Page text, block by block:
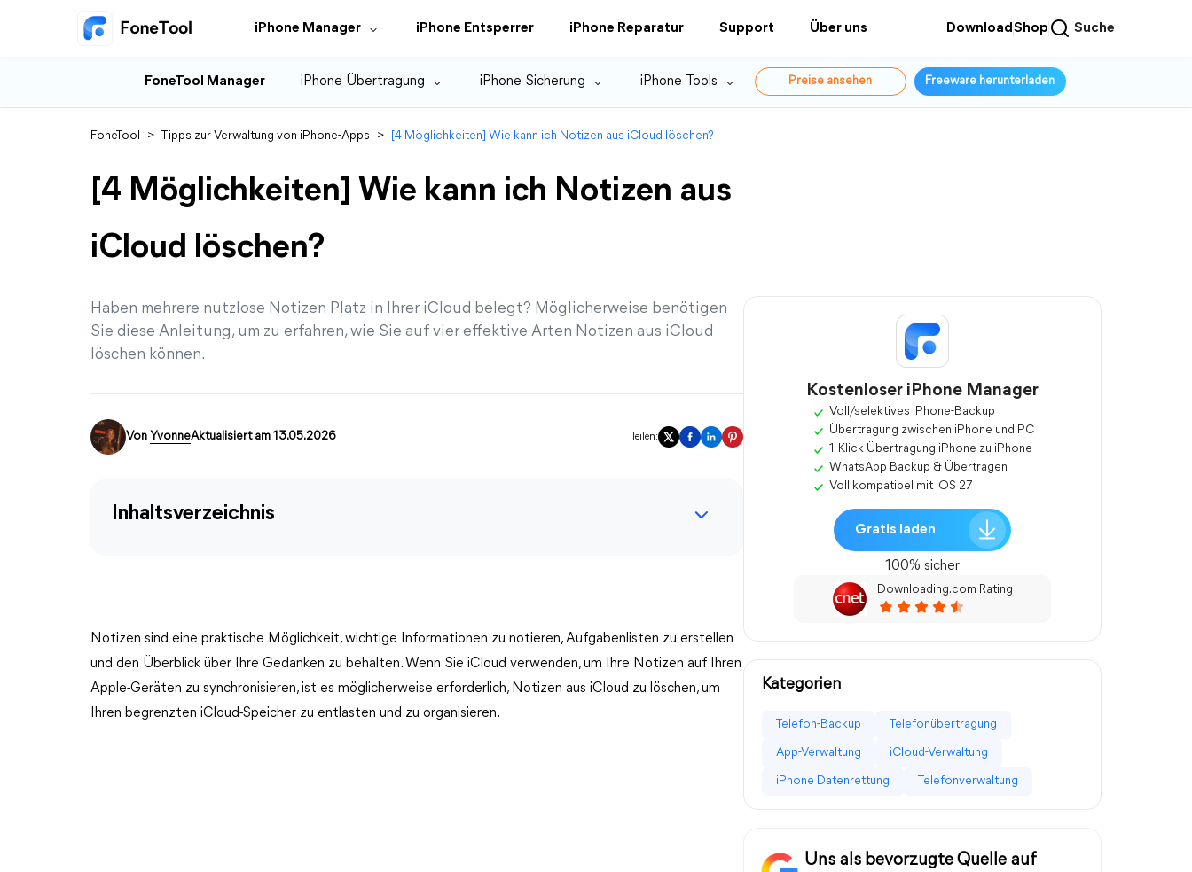
iPhone Manager iPhone Entsperrer iPhone Reparatur Support Über uns DownloadShop Suche
FoneTool Manager iPhone Übertragung iPhone Sicherung iPhone Tools Preise ansehen Freeware herunterladen
FoneTool > Tipps zur Verwaltung von iPhone-Apps > [4 Möglichkeiten] Wie kann ich Notizen aus iCloud löschen?
[4 Möglichkeiten] Wie kann ich Notizen aus
iCloud löschen?
Haben mehrere nutzlose Notizen Platz in Ihrer iCloud belegt? Möglicherweise benötigen
Sie diese Anleitung, um zu erfahren, wie Sie auf vier effektive Arten Notizen aus iCloud
löschen können.
Von YvonneAktualisiert am 13.05.2026 Teilen:
Inhaltsverzeichnis
Notizen sind eine praktische Möglichkeit, wichtige Informationen zu notieren, Aufgabenlisten zu erstellen
und den Überblick über Ihre Gedanken zu behalten. Wenn Sie iCloud verwenden, um Ihre Notizen auf Ihren
Apple-Geräten zu synchronisieren, ist es möglicherweise erforderlich, Notizen aus iCloud zu löschen, um
Ihren begrenzten iCloud-Speicher zu entlasten und zu organisieren.
Kostenloser iPhone Manager
Voll/selektives iPhone-Backup
Übertragung zwischen iPhone und PC
1-Klick-Übertragung iPhone zu iPhone
WhatsApp Backup & Übertragen
Voll kompatibel mit iOS 27
Gratis laden
100% sicher
Downloading.com Rating
Kategorien
Telefon-Backup Telefonübertragung
App-Verwaltung iCloud-Verwaltung
iPhone Datenrettung Telefonverwaltung
Uns als bevorzugte Quelle auf